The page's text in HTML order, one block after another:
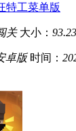
特工菜单版
关 大小：
卓版 时间：